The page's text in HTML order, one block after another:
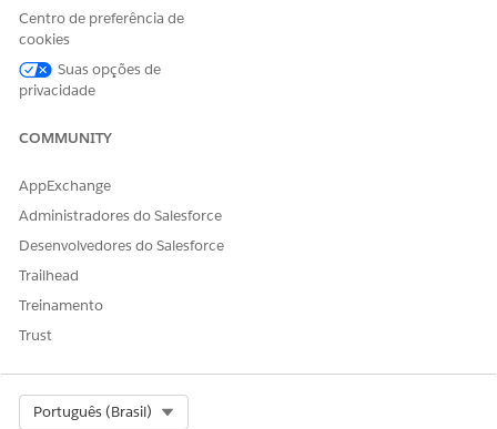
Name
Valuetrue
ESTE ARTIGO RESOLVEU SEU PROBLEMA?
Diga-nos para podermos melhorar!
Centro de preferência de
cookies
Suas opções de
privacidade
COMMUNITY
AppExchange
Administradores do Salesforce
Desenvolvedores do Salesforce
Trailhead
Treinamento
Trust
Português (Brasil)